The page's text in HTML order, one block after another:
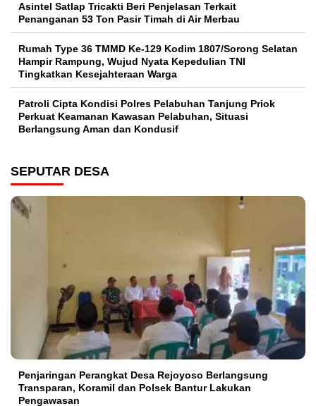
Asintel Satlap Tricakti Beri Penjelasan Terkait
Penanganan 53 Ton Pasir Timah di Air Merbau
Rumah Type 36 TMMD Ke-129 Kodim 1807/Sorong Selatan
Hampir Rampung, Wujud Nyata Kepedulian TNI
Tingkatkan Kesejahteraan Warga
Patroli Cipta Kondisi Polres Pelabuhan Tanjung Priok
Perkuat Keamanan Kawasan Pelabuhan, Situasi
Berlangsung Aman dan Kondusif
SEPUTAR DESA
Penjaringan Perangkat Desa Rejoyoso Berlangsung
Transparan, Koramil dan Polsek Bantur Lakukan
Pengawasan